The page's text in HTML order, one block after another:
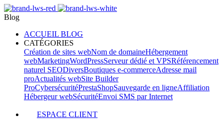
Blog
ACCUEIL BLOG
CATÉGORIES
Création de sites webNom de domaineHébergement
webMarketingWordPressServeur dédié et VPSRéférencement
naturel SEODiversBoutiques e-commerceAdresse mail
proActualités webSite Builder
ProCybersécuritéPrestaShopSauvegarde en ligneAffiliation
Hébergeur webSécuritéEnvoi SMS par Internet
ESPACE CLIENT